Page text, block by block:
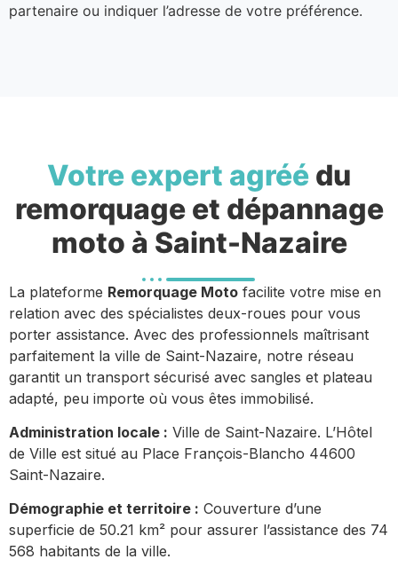
partenaire ou indiquer l’adresse de votre préférence.
Votre expert agréé du
remorquage et dépannage
moto à Saint-Nazaire
La plateforme Remorquage Moto facilite votre mise en
relation avec des spécialistes deux-roues pour vous
porter assistance. Avec des professionnels maîtrisant
parfaitement la ville de Saint-Nazaire, notre réseau
garantit un transport sécurisé avec sangles et plateau
adapté, peu importe où vous êtes immobilisé.
Administration locale : Ville de Saint-Nazaire. L’Hôtel
de Ville est situé au Place François-Blancho 44600
Saint-Nazaire.
Démographie et territoire : Couverture d’une
superficie de 50.21 km² pour assurer l’assistance des 74
568 habitants de la ville.